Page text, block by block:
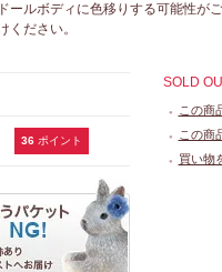
ルボディに色移りする可能性がご
ださい。
36ポイント
SOLD
● この商
● この商
● 買い物